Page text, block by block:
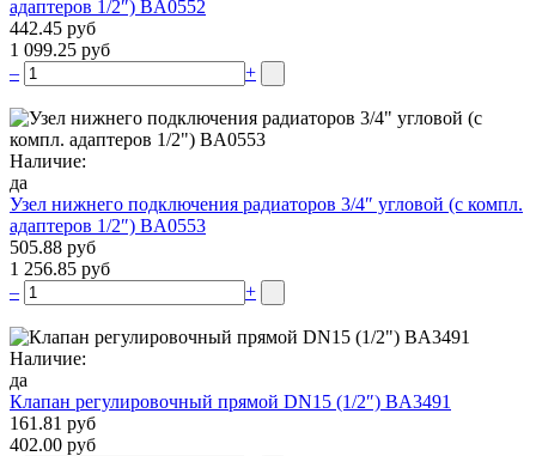
адаптеров 1/2″) BA0552
442.45 руб
1 099.25 руб
–
+
Наличие:
да
Узел нижнего подключения радиаторов 3/4″ угловой (c компл.
адаптеров 1/2″) BA0553
505.88 руб
1 256.85 руб
–
+
Наличие:
да
Клапан регулировочный прямой DN15 (1/2″) BA3491
161.81 руб
402.00 руб